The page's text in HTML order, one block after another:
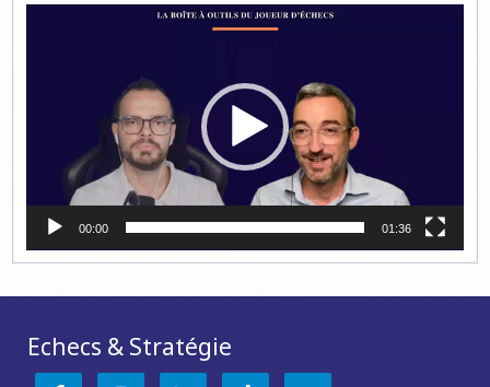
00:00 01:36
Echecs & Stratégie